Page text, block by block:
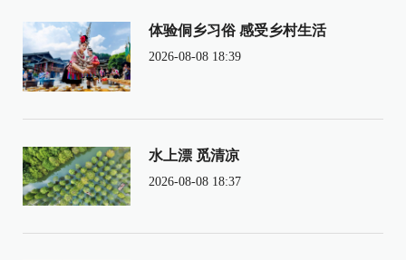
体验侗乡习俗 感受乡村生活
2026-08-08 18:39
水上漂 觅清凉
2026-08-08 18:37